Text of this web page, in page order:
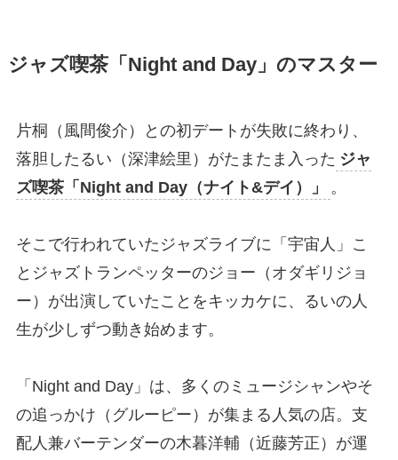
ジャズ喫茶「Night and Day」のマスター
片桐（風間俊介）との初デートが失敗に終わり、
落胆したるい（深津絵里）がたまたま入った ジャ
ズ喫茶「Night and Day（ナイト&デイ）」
。
そこで行われていたジャズライブに「宇宙人」こ
とジャズトランペッターのジョー（オダギリジョ
ー）が出演していたことをキッカケに、るいの人
生が少しずつ動き始めます。
「Night and Day」は、多くのミュージシャンやそ
の追っかけ（グルーピー）が集まる人気の店。支
配人兼バーテンダーの木暮洋輔（近藤芳正）が運